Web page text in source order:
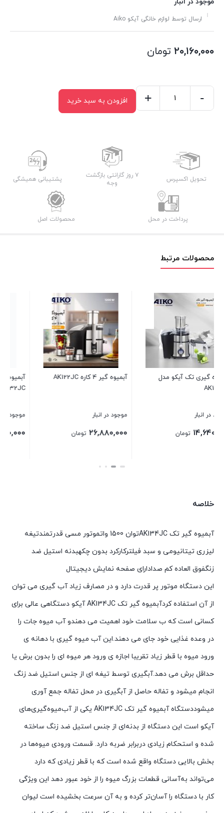
ارسال توسط لوازم خانگی آیکو Aiko
۲۰,۱۶۰,۰۰۰ تومان
-
+ افزودن به سبد خرید
تحویل اکسپرس
۷ روز گارانتی بازگشت
وجه
پشتیبانی همیشگی
پرداخت در محل محصولات اصل
محصولات مرتبط
آبمیوه گیری تک آیکو مدل
۱۸,۲۴۰,۰۰۰
آبمیوه گیری 4 کاره آیکو مدل
۱۹,۶۸۰,۰۰۰
خلاصه
آبمیوه گیر تک AK134JCتوان 1500 واتموتور مسی قدرتمندتیغه
لیزری تیتانیومی و سبد فیلترکارکرد بدون چکهبدنه استیل ضد
زنگفوق العاده کم صدادارای صفحه نمایش دیجیتال
این دستگاه موتور پر قدرت دارد و در مصارف زیاد آب گیری می توان
از آن استفاده کردآبمیوه گیر تک AK134JC آیکو دستگاهی عالی برای
کسانی است که ب سلامت خود اهمیت می دهندو آب میوه جات را
در وعده غذایی خود جای می دهند.این آب میوه گیری با دهانه ی
ورود میوه با قطر زیاد تقریبا اجازه ی ورود هر میوه ای را بدون برش یا
حداقل برش می دهد.آبگیری توسط تیغه ای از جنس استیل ضد زنگ
انجام میشود و تفاله حاصل از آبگیری در محل تفاله جمع آوری
میشوددستگاه آبمیوه گیر تک AK134JC یکی از آب‌میوه‌گیری‌های
آیکو است این دستگاه از بدنه‌ای از جنس استیل ضد زنگ ساخته
شده و استحکام زیادی دربرابر ضربه دارد. قسمت ورودی میوه‌ها در
بخش بالایی دستگاه واقع شده است که با قطر زیادی که دارد
می‌تواند به‌آسانی قطعات بزرگ میوه را از خود عبور دهد این ویژگی
کار با دستگاه را آسان‌تر کرده و به آن سرعت بخشیده است لیوان